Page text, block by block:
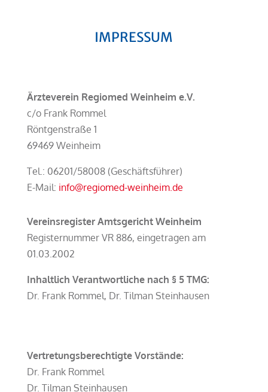
IMPRESSUM
Ärzteverein Regiomed Weinheim e.V.
c/o Frank Rommel
Röntgenstraße 1
69469 Weinheim
Tel.: 06201/58008 (Geschäftsführer)
E-Mail: info@regiomed-weinheim.de
Vereinsregister Amtsgericht Weinheim
Registernummer VR 886, eingetragen am
01.03.2002
Inhaltlich Verantwortliche nach § 5 TMG:
Dr. Frank Rommel, Dr. Tilman Steinhausen
Vertretungsberechtigte Vorstände:
Dr. Frank Rommel
Dr. Tilman Steinhausen